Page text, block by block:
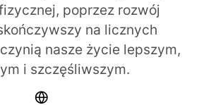
poprzez rozwój
na licznych
nasze życie lepszym,
i szczęśliwszym.